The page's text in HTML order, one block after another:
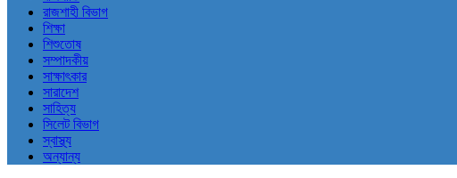
রাজশাহী বিভাগ
শিক্ষা
শিশুতোষ
সম্পাদকীয়
সাক্ষাৎকার
সারাদেশ
সাহিত্য
সিলেট বিভাগ
স্বাস্থ্য
অন্যান্য